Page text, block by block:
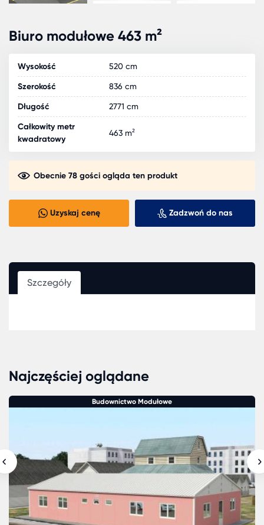
Biuro modułowe 463 m²
Wysokość 520 cm
Szerokość 836 cm
Długość 2771 cm
Całkowity metr
kwadratowy
463 m²
Obecnie 78 gości ogląda ten produkt
Uzyskaj cenę Zadzwoń do nas
Szczegóły
Najczęściej oglądane
Budownictwo Modułowe